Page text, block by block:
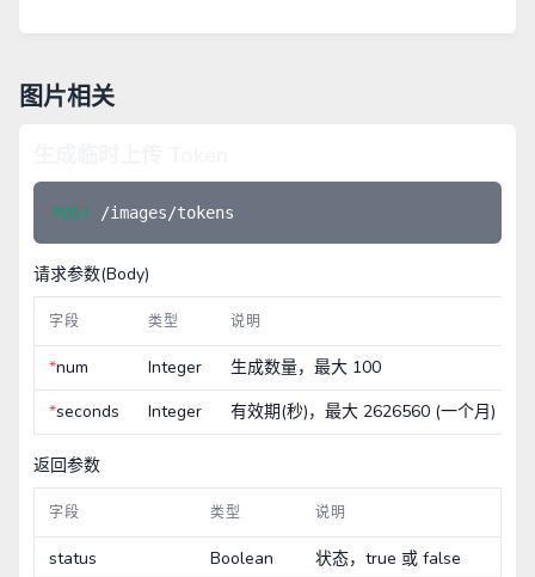
图片相关
POST
请求参数(Body)
字段 类型 说明
*num Integer
生成数量，最大 100
*seconds Integer 有效期(秒)，最大 2626560 (一个月)
返回参数
字段 类型 说明
status Boolean
状态，true 或 false